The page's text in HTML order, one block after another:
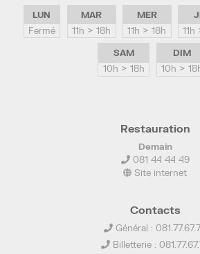
LUN
Fermé
MAR
11h > 18h
MER
11h > 18h
11h
SAM
10h > 18h
DIM
10h >
Restauration
Demain
081 44 44 49
Site internet
Contacts
Général :
Billetterie :